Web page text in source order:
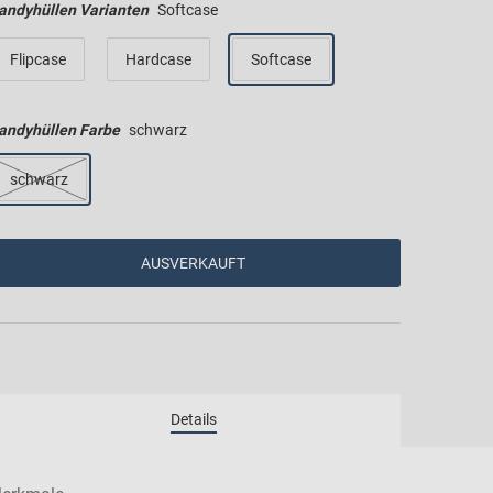
Varianten Softcase
Flipcase Hardcase Softcase
Farbe schwarz
schwarz
AUSVERKAUFT